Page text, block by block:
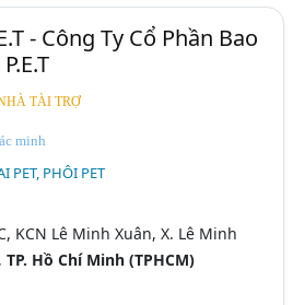
- Công Ty Cổ Phần Bao
TÀI TRỢ
minh
PET, PHÔI PET
KCN Lê Minh Xuân, X. Lê Minh
TP. Hồ Chí Minh (TPHCM)